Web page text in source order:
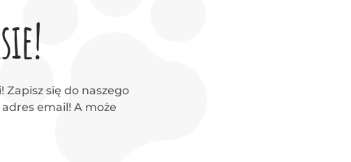
się do naszego
email! A może